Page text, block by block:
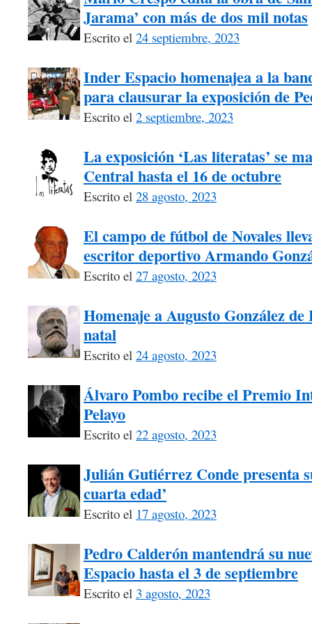
Jarama’ con más de dos mil notas
Escrito el 24 septiembre, 2023
Inder Espacio homenajea a la
para clausurar la exposición de
Escrito el 2 septiembre, 2023
La exposición ‘Las literatas’ se
Central hasta el 16 de octubre
Escrito el 28 agosto, 2023
El campo de fútbol de Novales
escritor deportivo Armando
Escrito el 27 agosto, 2023
Homenaje a Augusto González
natal
Escrito el 24 agosto, 2023
Álvaro Pombo recibe el Premio
Pelayo
Escrito el 22 agosto, 2023
Julián Gutiérrez Conde presenta
cuarta edad’
Escrito el 17 agosto, 2023
Pedro Calderón mantendrá su
Espacio hasta el 3 de septiembre
Escrito el 3 agosto, 2023